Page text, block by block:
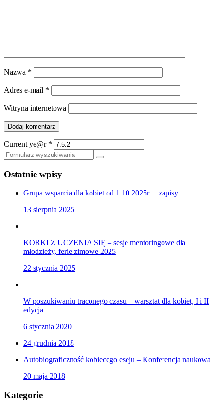
Nazwa *
Adres e-mail *
Witryna internetowa
Current ye@r *
Szukaj
Ostatnie wpisy
Grupa wsparcia dla kobiet od 1.10.2025r. – zapisy
13 sierpnia 2025
KORKI Z UCZENIA SIĘ – sesje mentoringowe dla
młodzieży, ferie zimowe 2025
22 stycznia 2025
W poszukiwaniu traconego czasu – warsztat dla kobiet, I i II
edycja
6 stycznia 2020
24 grudnia 2018
Autobiograficzność kobiecego eseju – Konferencja naukowa
20 maja 2018
Kategorie